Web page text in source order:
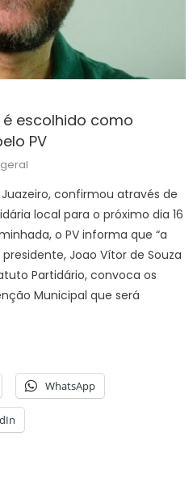
é escolhido como
PV
confirmou através de
local para o próximo dia 16
o PV informa que “a
Joao Vítor de Souza
Partidário, convoca os
Municipal que será
WhatsApp